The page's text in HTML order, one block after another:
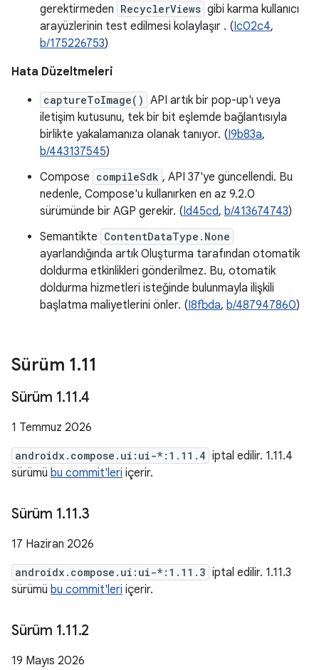
gerektirmeden RecyclerViews gibi karma kullanıcı
arayüzlerinin test edilmesi kolaylaşır . (Ic02c4,
b/175226753)
Hata Düzeltmeleri
captureToImage() API artık bir pop-up'ı veya
iletişim kutusunu, tek bir bit eşlemde bağlantısıyla
birlikte yakalamanıza olanak tanıyor. (I9b83a,
b/443137545)
Compose compileSdk , API 37'ye güncellendi. Bu
nedenle, Compose'u kullanırken en az 9.2.0
sürümünde bir AGP gerekir. (Id45cd, b/413674743)
Semantikte ContentDataType.None
ayarlandığında artık Oluşturma tarafından otomatik
doldurma etkinlikleri gönderilmez. Bu, otomatik
doldurma hizmetleri isteğinde bulunmayla ilişkili
başlatma maliyetlerini önler. (I8fbda, b/487947860)
Sürüm 1.11
Sürüm 1.11.4
1 Temmuz 2026
androidx.compose.ui:ui-*:1.11.4 iptal edilir. 1.11.4
sürümü bu commit'leri içerir.
Sürüm 1.11.3
17 Haziran 2026
androidx.compose.ui:ui-*:1.11.3 iptal edilir. 1.11.3
sürümü bu commit'leri içerir.
Sürüm 1.11.2
19 Mayıs 2026